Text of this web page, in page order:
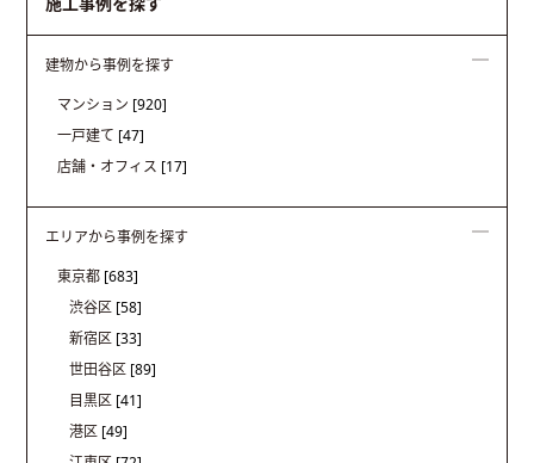
建物から事例を探す
マンション [920]
一戸建て [47]
店舗・オフィス [17]
エリアから事例を探す
東京都 [683]
渋谷区 [58]
新宿区 [33]
世田谷区 [89]
目黒区 [41]
港区 [49]